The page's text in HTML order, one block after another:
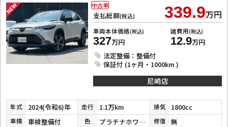
支払総額(税込) 339.9万円
車両本体価格(税込)
327万円
諸費用(税込)
12.9万円
法定整備：整備付
保証付 (1ヶ月・1000km )
中古車
尼崎店
年式 2024(令和6)年 走行 1.1万km 排気 1800cc
車検 車検整備付 色 プラチナホワイトパールマイカ／アティチュードブラックマイカ 修復 無